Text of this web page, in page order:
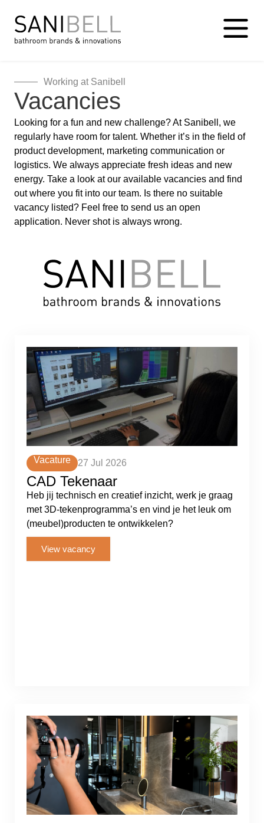
Working at Sanibell
Vacancies
Looking for a fun and new challenge? At Sanibell, we
regularly have room for talent. Whether it’s in the field of
product development, marketing communication or
logistics. We always appreciate fresh ideas and new
energy. Take a look at our available vacancies and find
out where you fit into our team. Is there no suitable
vacancy listed? Feel free to send us an open
application. Never shot is always wrong.
Vacature 27 Jul 2026
CAD Tekenaar
Heb jij technisch en creatief inzicht, werk je graag
met 3D-tekenprogramma’s en vind je het leuk om
(meubel)producten te ontwikkelen?
View vacancy